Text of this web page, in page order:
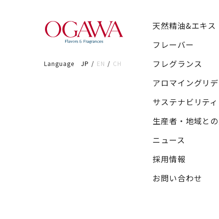
Language JP EN CH
天然精油&エキス
フレーバー
フレグランス
アロマイングリ
サステナビリティ
生産者・地域と
ニュース
採用情報
お問い合わせ